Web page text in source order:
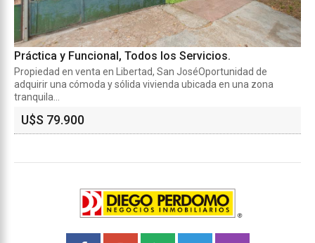
Práctica y Funcional, Todos los Servicios.
Propiedad en venta en Libertad, San JoséOportunidad de
adquirir una cómoda y sólida vivienda ubicada en una zona
tranquila...
U$S 79.900